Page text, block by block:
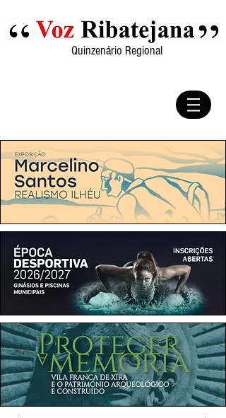
Quinzenário Regional